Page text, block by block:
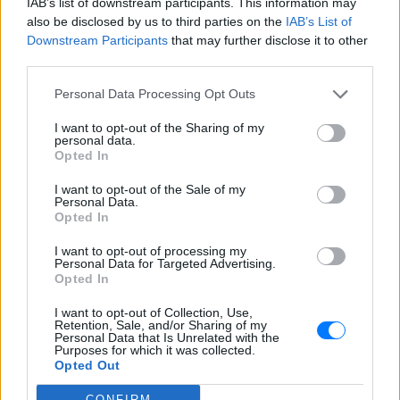
also be disclosed by us to third parties on the IAB’s List of
Downstream Participants that may further disclose it to other
Personal Data Processing Opt Outs
I want to opt-out of the Sharing of my
personal data.
Opted In
I want to opt-out of the Sale of my
Personal Data.
Opted In
I want to opt-out of processing my
Personal Data for Targeted Advertising.
Opted In
I want to opt-out of Collection, Use,
Retention, Sale, and/or Sharing of my
Personal Data that Is Unrelated with the
Purposes for which it was collected.
Opted Out
Ποιος εφηύρε πραγματικά το
χωνάκι του παγωτού;
το χωνάκι την ίδια ημέρα
Τα ιδανικά ρούχα για να παραμένουμε δροσεροί
μέσα στη ζέστη
To καλοκαίρι έχει ειδικά γούστα
ΠΡΙΝ 7 ΏΡΕΣ